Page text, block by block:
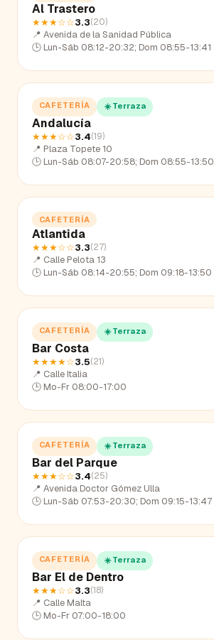
Al Trastero
★★★☆☆3.3(20)
📍 Avenida de la Sanidad Pública
🕒 Lun-Sáb 08:12-20:32; Dom 08:55-13:41
CAFETERÍA ☀️ Terraza
Andalucía
★★★☆☆3.4(19)
📍 Plaza Topete 10
🕒 Lun-Sáb 08:07-20:58; Dom 08:55-13:50
CAFETERÍA
Atlantida
★★★☆☆3.3(27)
📍 Calle Pelota 13
🕒 Lun-Sáb 08:14-20:55; Dom 09:18-13:50
CAFETERÍA ☀️ Terraza
Bar Costa
★★★★☆3.5(21)
📍 Calle Italia
🕒 Mo-Fr 08:00-17:00
CAFETERÍA ☀️ Terraza
Bar del Parque
★★★☆☆3.4(25)
📍 Avenida Doctor Gómez Ulla
🕒 Lun-Sáb 07:53-20:30; Dom 09:15-13:47
CAFETERÍA ☀️ Terraza
Bar El de Dentro
★★★☆☆3.3(18)
📍 Calle Malta
🕒 Mo-Fr 07:00-18:00